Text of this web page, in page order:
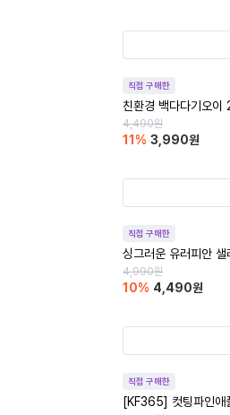
직접 구매한
친환경 백다다기오이
4,490원
11 % 3,990원
직접 구매한
싱그러운 유러피안
4,990원
10% 4,490원
직접 구매한
[KF365] 컷팅파인